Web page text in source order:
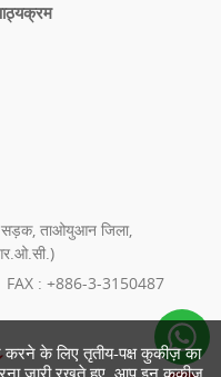
करने के लिए तृतीय-पक्ष कुकीज़ का
जारी रखते हुए, आप इन कुकीज़
सड़क, ताओयुआन जिला,
FAX : +886-3-3150487